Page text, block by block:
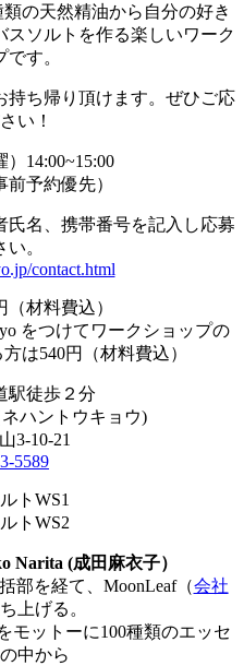
の天然精油から自分の好き
ソルトを作る楽しいワーク
です。
持ち帰り頂けます。ぜひご応
い！
14:00~15:00
予約優先）
氏名、携帯番号を記入し応募
い。
contact.html
材料費込）
をつけてワークショップの
は540円（材料費込）
徒歩２分
ハントウキョウ)
3-10-21
5589
(成田麻衣子）
部を経て、MoonLeaf（会社
上げる。
モットーに100種類のエッセ
中から